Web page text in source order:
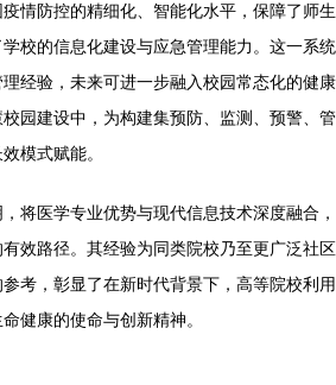
情防控的精细化、智能化水平，保障了师生
校的信息化建设与应急管理能力。这一系统
经验，未来可进一步融入校园常态化的健康
园建设中，为构建集预防、监测、预警、管
模式赋能。
将医学专业优势与现代信息技术深度融合，
效路径。其经验为同类院校乃至更广泛社区
考，彰显了在新时代背景下，高等院校利用
健康的使命与创新精神。